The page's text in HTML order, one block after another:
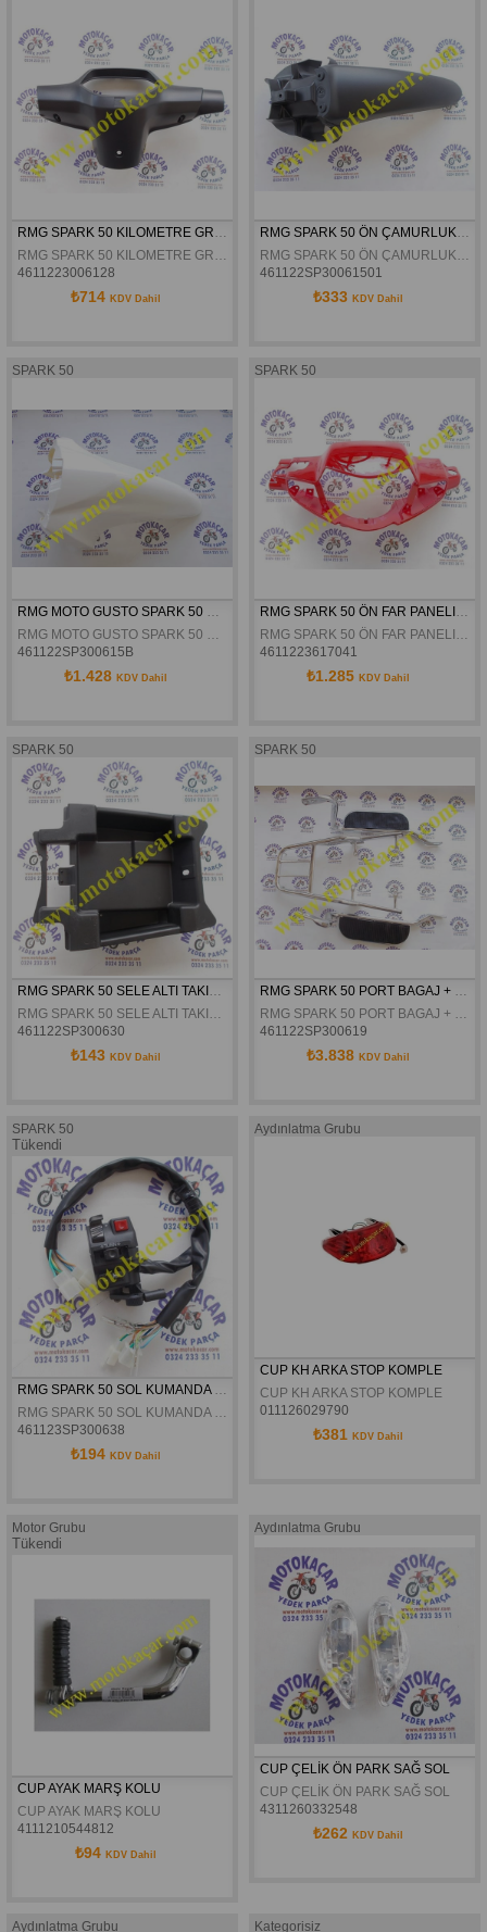
RMG SPARK 50 KILOMETRE GRENAJI ORJINAL
RMG SPARK 50 KILOMETRE GRENAJI ORJINAL
4611223006128
₺714 KDV Dahil
RMG SPARK 50 ÖN ÇAMURLUK ARKA KISIM ORJINAL
RMG SPARK 50 ÖN ÇAMURLUK ARKA KISIM ORJINAL
461122SP30061501
₺333 KDV Dahil
SPARK 50
RMG MOTO GUSTO SPARK 50 ÖN ÇAMURLUK BEYAZ ORJINAL
RMG MOTO GUSTO SPARK 50 ÖN ÇAMURLUK BEYAZ ORJINAL
461122SP300615B
₺1.428 KDV Dahil
SPARK 50
RMG SPARK 50 ÖN FAR PANELI ORJINAL
RMG SPARK 50 ÖN FAR PANELI ORJINAL
4611223617041
₺1.285 KDV Dahil
SPARK 50
RMG SPARK 50 SELE ALTI TAKIM KUTUSU ORJINAL
RMG SPARK 50 SELE ALTI TAKIM KUTUSU ORJINAL
461122SP300630
₺143 KDV Dahil
SPARK 50
RMG SPARK 50 PORT BAGAJ + BASAMAK TAKIMI ORJINAL
RMG SPARK 50 PORT BAGAJ + BASAMAK TAKIMI ORJINAL
461122SP300619
₺3.838 KDV Dahil
SPARK 50
Tükendi
RMG SPARK 50 SOL KUMANDA ORJINAL
RMG SPARK 50 SOL KUMANDA ORJINAL
461123SP300638
₺194 KDV Dahil
Aydınlatma Grubu
CUP KH ARKA STOP KOMPLE
CUP KH ARKA STOP KOMPLE
011126029790
₺381 KDV Dahil
Motor Grubu
Tükendi
CUP AYAK MARŞ KOLU
CUP AYAK MARŞ KOLU
4111210544812
₺94 KDV Dahil
Aydınlatma Grubu
CUP ÇELİK ÖN PARK SAĞ SOL
CUP ÇELİK ÖN PARK SAĞ SOL
4311260332548
₺262 KDV Dahil
Aydınlatma Grubu Kategorisiz